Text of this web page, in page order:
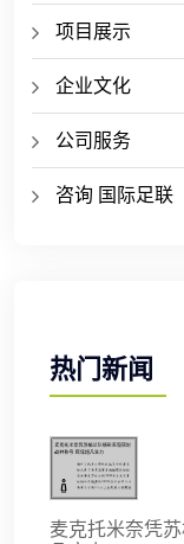
项目展示
企业文化
公司服务
咨询 国际足联
热门新闻
麦克托米奈凭